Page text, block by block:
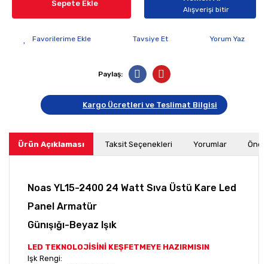
Sepete Ekle
Alışverişi bitir
Tavsiye Et Yorum Yaz
Paylaş:
Kargo Ücretleri ve Teslimat Bilgisi
Ürün Açıklaması Taksit Seçenekleri Yorumlar
Noas YL15-2400 24 Watt Sıva Üstü Kare Led
Panel Armatür
Günışığı-Beyaz Işık
LED TEKNOLOJİSİNİ KEŞFETMEYE HAZIRMISIN
Işk Rengi: